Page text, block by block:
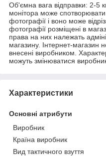
Об'ємна вага відправки: 2-5
монітора може спотворювати
фотографії і воно може
фотографії розміщені в
права на них належать
магазину. Інтернет-магазин
внесені виробником.
можуть змінюватися
Характеристики
Основні атрибути
Виробник
Країна виробник
Вид тактичного взуття